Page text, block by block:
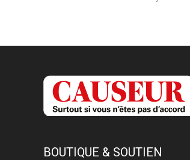
BOUTIQUE & SOUTIEN